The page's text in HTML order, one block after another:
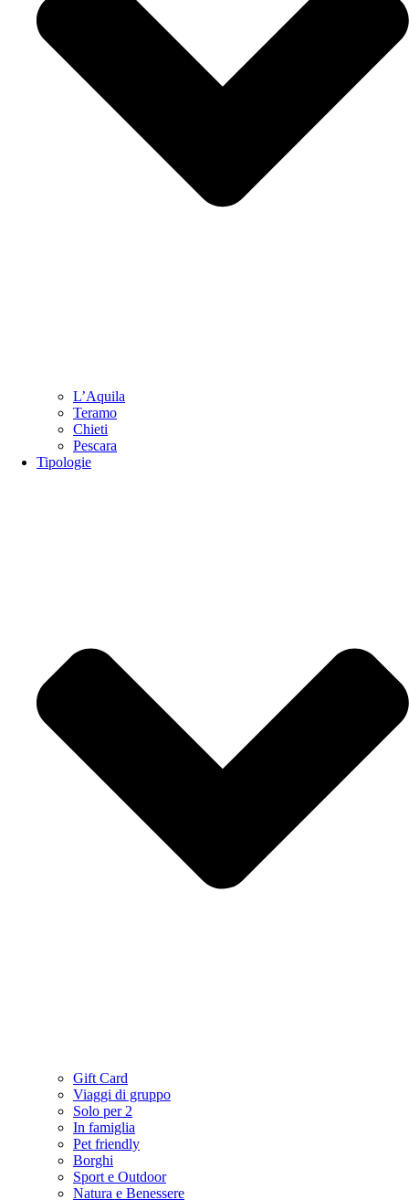
L’Aquila
Teramo
Chieti
Pescara
Tipologie
Gift Card
Viaggi di gruppo
Solo per 2
In famiglia
Pet friendly
Borghi
Sport e Outdoor
Natura e Benessere